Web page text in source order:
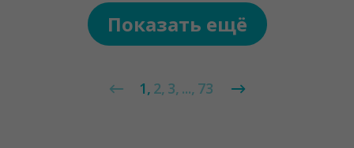
Показать ещё
1 2 3 ... 73